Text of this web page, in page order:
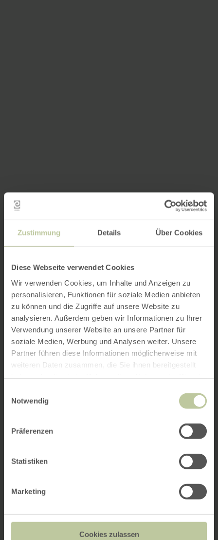
Zustimmung Details Über Cookies
Diese Webseite verwendet Cookies
Wir verwenden Cookies, um Inhalte und Anzeigen zu
personalisieren, Funktionen für soziale Medien anbieten
zu können und die Zugriffe auf unsere Website zu
analysieren. Außerdem geben wir Informationen zu Ihrer
Verwendung unserer Website an unsere Partner für
soziale Medien, Werbung und Analysen weiter. Unsere
Partner führen diese Informationen möglicherweise mit
weiteren Daten zusammen, die Sie ihnen bereitgestellt
Notwendig
Präferenzen
Statistiken
Marketing
Cookies zulassen